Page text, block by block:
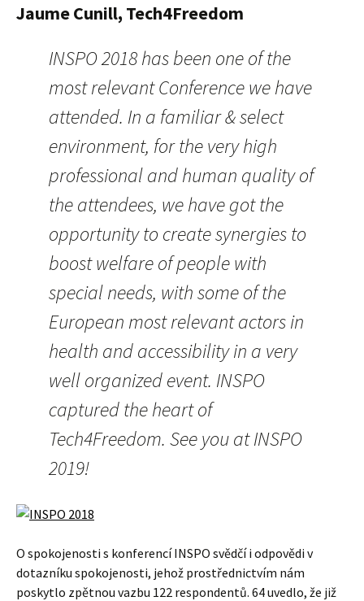
Jaume Cunill, Tech4Freedom
INSPO 2018 has been one of the
most relevant Conference we have
attended. In a familiar & select
environment, for the very high
professional and human quality of
the attendees, we have got the
opportunity to create synergies to
boost welfare of people with
special needs, with some of the
European most relevant actors in
health and accessibility in a very
well organized event. INSPO
captured the heart of
Tech4Freedom. See you at INSPO
2019!
O spokojenosti s konferencí INSPO svědčí i odpovědi v
dotazníku spokojenosti, jehož prostřednictvím nám
poskytlo zpětnou vazbu 122 respondentů. 64 uvedlo, že již